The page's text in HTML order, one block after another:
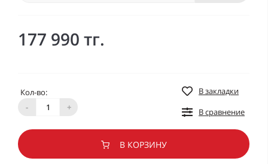
177 990 тг.
Кол-во:
-
+
В закладки
В сравнение
В КОРЗИНУ